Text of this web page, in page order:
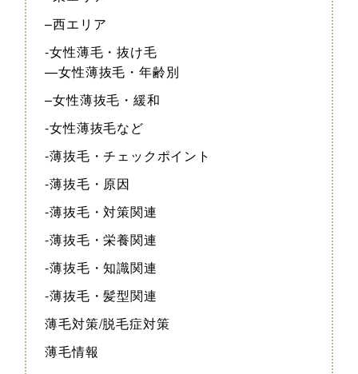
–西エリア
-女性薄毛・抜け毛
—女性薄抜毛・年齢別
–女性薄抜毛・緩和
-女性薄抜毛など
-薄抜毛・チェックポイント
-薄抜毛・原因
-薄抜毛・対策関連
-薄抜毛・栄養関連
-薄抜毛・知識関連
-薄抜毛・髪型関連
薄毛対策/脱毛症対策
薄毛情報